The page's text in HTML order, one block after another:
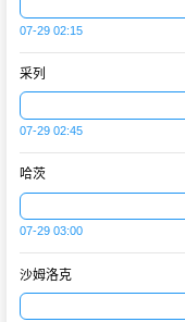
07-29 02:15
采列
07-29 02:45
哈茨
07-29 03:00
沙姆洛克